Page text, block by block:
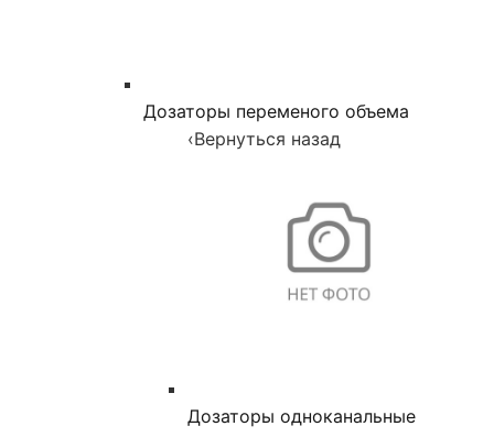
Дозаторы переменого объема
‹Вернуться назад
Дозаторы одноканальные